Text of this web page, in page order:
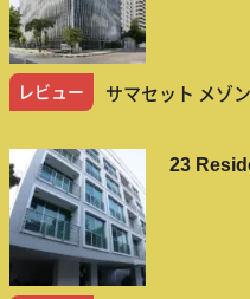
レビュー サマセット メゾ
23